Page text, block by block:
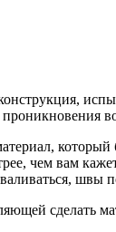
проникновения
который
чем вам
швы
сделать